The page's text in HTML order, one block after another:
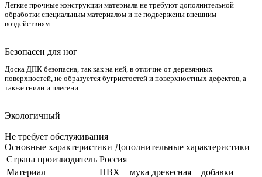
Легкие прочные конструкции материала не требуют дополнительной
обработки специальным материалом и не подвержены внешним
воздействиям
Безопасен для ног
Доска ДПК безопасна, так как на ней, в отличие от деревянных
поверхностей, не образуется бугристостей и поверхностных дефектов, а
также гнили и плесени
Экологичный
Не требует обслуживания
Основные характеристики Дополнительные характеристики
Страна производитель Россия
Материал
ПВХ + мука древесная + добавки